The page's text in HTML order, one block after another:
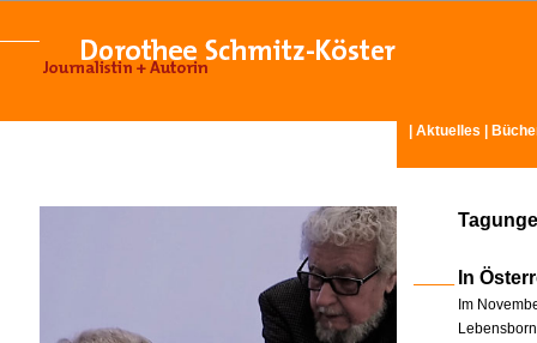
Aktuelles
In
Im